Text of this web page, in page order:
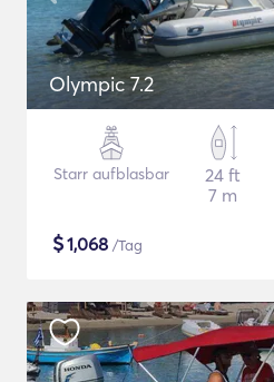
Olympic 7.2
Starr aufblasbar
24 ft
7 m
$1,068 /Tag